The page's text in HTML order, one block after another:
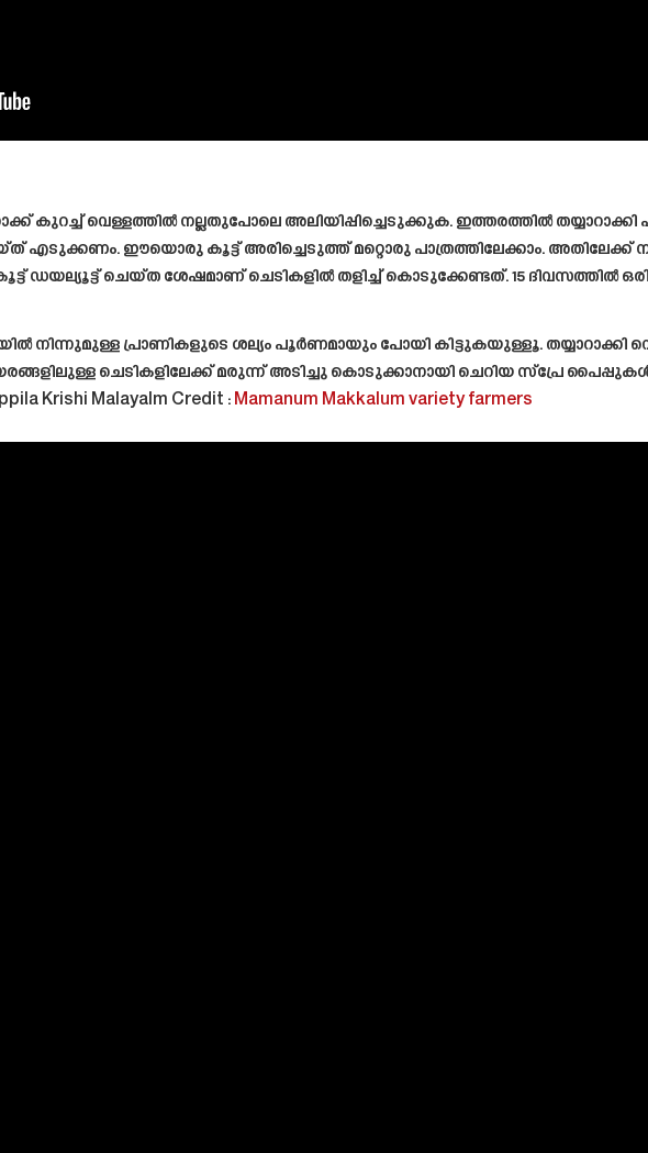
കുറച്ച് വെള്ളത്തിൽ നല്ലതുപോലെ അലിയിപ്പിച്ചെടുക്കുക. ഇത്തരത്തിൽ തയ്യാറാക്കി
എടുക്കണം. ഈയൊരു കൂട്ട് അരിച്ചെടുത്ത് മറ്റൊരു പാത്രത്തിലേക്കാം. അതിലേക്ക്
ഡയല്യൂട്ട് ചെയ്ത ശേഷമാണ് ചെടികളിൽ തളിച്ച് കൊടുക്കേണ്ടത്. 15
നിന്നുമുള്ള പ്രാണികളുടെ ശല്യം പൂർണമായും പോയി കിട്ടുകയുള്ളൂ. തയ്യാറാക്കി
ചെടികളിലേക്ക് മരുന്ന് അടിച്ചു കൊടുക്കാനായി ചെറിയ സ്പ്രേ
Krishi Malayalm Credit : Mamanum Makkalum variety farmers